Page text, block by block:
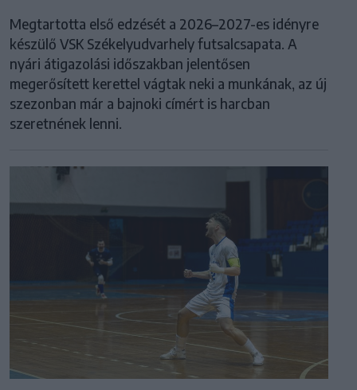
Megtartotta első edzését a 2026–2027-es idényre
készülő VSK Székelyudvarhely futsalcsapata. A
nyári átigazolási időszakban jelentősen
megerősített kerettel vágtak neki a munkának, az új
szezonban már a bajnoki címért is harcban
szeretnének lenni.